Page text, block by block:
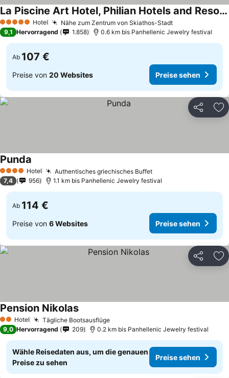
5 Sterne Hotel Nähe zum Zentrum von Skiathos-StadtPreise sehen
La Piscine Art Hotel, Philian Hotels and Resorts
Preise sehen
9,1 Hervorragend 1.858 0.6 km bis Panhellenic Jewelry festival
Ab 107 €
Preise von 20 Websites Preise sehen
Teilen
4 Sterne Hotel Authentisches griechisches BuffetPreise sehen
Punda
7,4 956 1.1 km bis Panhellenic Jewelry festival
Ab 114 €
Preise von 6 Websites Preise sehen
Teilen
2 Sterne
Hotel Tägliche BootsausflügePreise sehen
Pension NikolasPreise sehen
9,0 Hervorragend 209 0.2 km bis Panhellenic Jewelry festival
Wähle Reisedaten aus, um die genauen
Preise zu sehen
Preise sehen